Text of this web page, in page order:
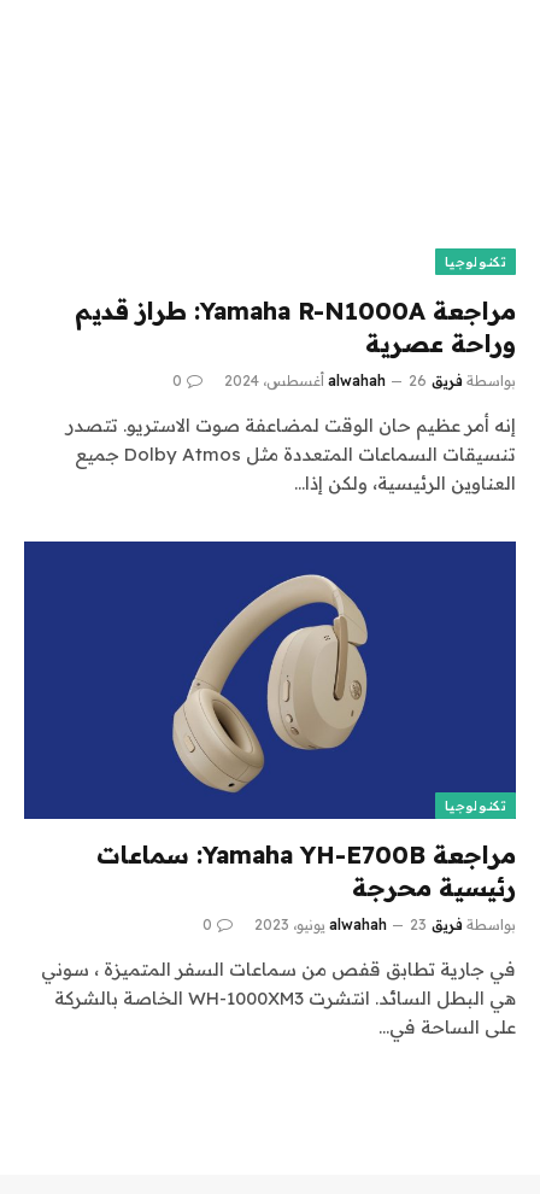
تكنولوجيا
مراجعة Yamaha R-N1000A: طراز قديم
وراحة عصرية
بواسطة فريق alwahah 26 أغسطس، 2024 0
إنه أمر عظيم حان الوقت لمضاعفة صوت الاستريو. تتصدر
تنسيقات السماعات المتعددة مثل Dolby Atmos جميع
العناوين الرئيسية، ولكن إذا…
تكنولوجيا
مراجعة Yamaha YH-E700B: سماعات
رئيسية محرجة
بواسطة فريق alwahah 23 يونيو، 2023 0
في جارية تطابق قفص من سماعات السفر المتميزة ، سوني
هي البطل السائد. انتشرت WH-1000XM3 الخاصة بالشركة
على الساحة في…